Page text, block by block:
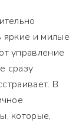
яркие и милые
управление
сразу
В
которые,